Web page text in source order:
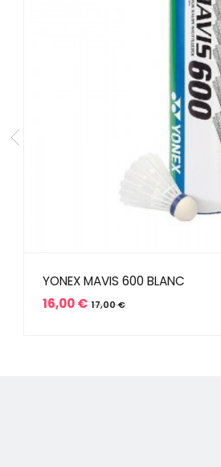
YONEX MAVIS 600 BLANC
Prix
16,00 €
Prix
17,00 €